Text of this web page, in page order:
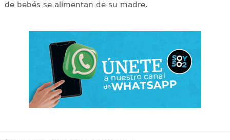
de bebés se alimentan de su madre.